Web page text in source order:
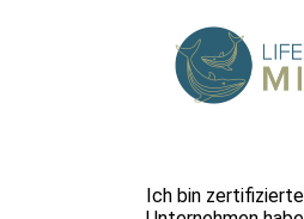
Ich bin